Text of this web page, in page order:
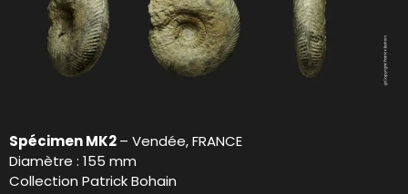
Spécimen MK2– Vendée, FRANCE
Diamètre : 155 mm
Collection Patrick Bohain